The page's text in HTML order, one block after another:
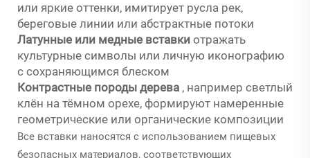
или яркие оттенки, имитирует русла рек,
береговые линии или абстрактные потоки
Латунные или медные вставки отражать
культурные символы или личную иконографию
с сохраняющимся блеском
Контрастные породы дерева , например светлый
клён на тёмном орехе, формируют намеренные
геометрические или органические композиции
Все вставки наносятся с использованием пищевых
безопасных материалов, соответствующих